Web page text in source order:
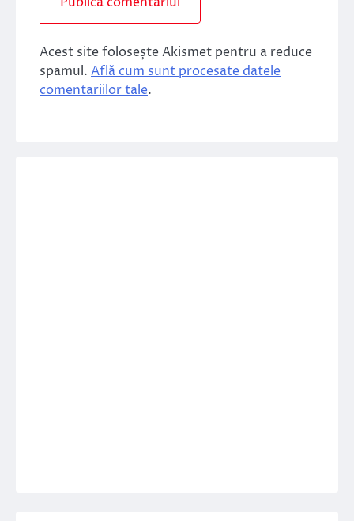
Acest site folosește Akismet pentru a reduce
spamul. Află cum sunt procesate datele
comentariilor tale.